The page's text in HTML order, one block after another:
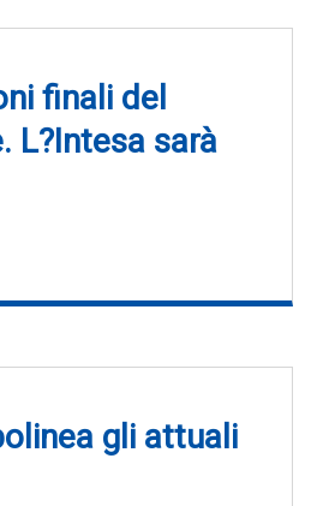
finali del
L?Intesa sarà
gli attuali